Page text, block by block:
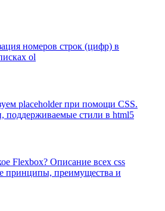
номеров строк (цифр) в
ol
placeholder при помощи CSS.
поддерживаемые стили в html5
Flexbox? Описание всех css
принципы, преимущества и